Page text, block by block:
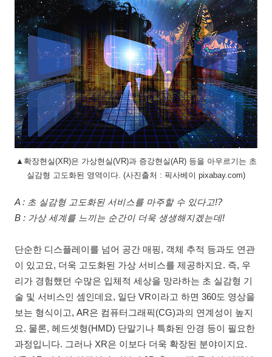
▲확장현실(XR)은 가상현실(VR)과 증강현실(AR) 등을 아우르기는 초
실감형 고도화된 영역이다. (사진출처 : 픽사베이 pixabay.com)
A : 초 실감형 고도화된 서비스를 마주할 수 있다고!?
B : 가상 세계를 느끼는 순간이 더욱 생생해지겠는데!
단순한 디스플레이를 넘어 공간 매핑, 객체 추적 등과도 연관
이 있고요, 더욱 고도화된 가상 서비스를 제공하지요. 즉, 우
리가 경험했던 수많은 입체적 세상을 망라하는 초 실감형 기
술 및 서비스인 셈인데요, 일단 VR이라고 하면 360도 영상을
보는 형식이고, AR은 컴퓨터그래픽(CG)과의 연계성이 높지
요. 물론, 헤드셋형(HMD) 단말기나 특화된 안경 등이 필요한
과정입니다. 그러나 XR은 이보다 더욱 확장된 분야이지요.